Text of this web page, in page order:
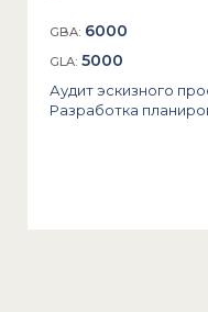
GBA: 6000
GLA: 5000
Аудит эскизного
Разработка